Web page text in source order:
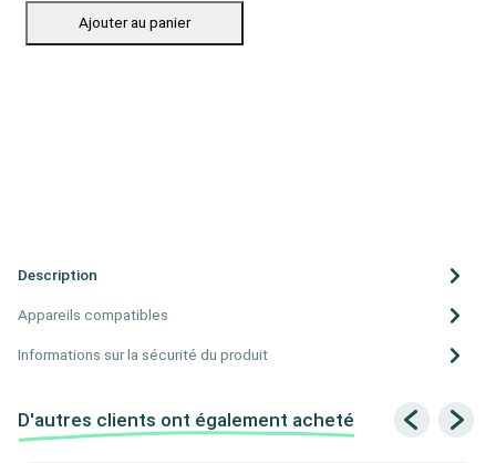
Ajouter au panier
Description
Appareils compatibles
Informations sur la sécurité du produit
D'autres clients ont également acheté